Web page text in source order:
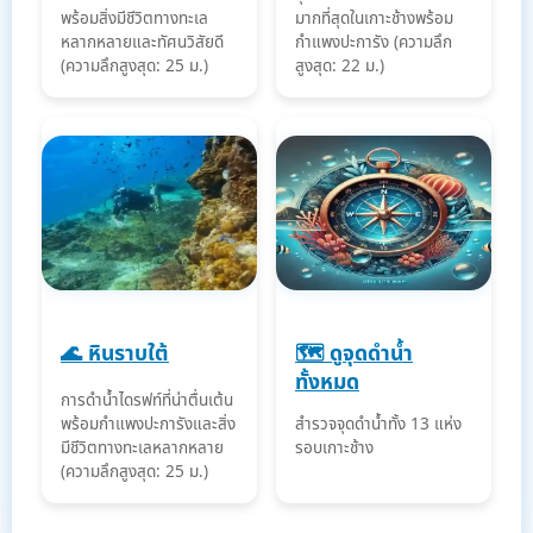
พร้อมสิ่งมีชีวิตทางทะเล
หลากหลายและทัศนวิสัยดี
(ความลึกสูงสุด: 25 ม.)
มากที่สุดในเกาะช้างพร้อม
กำแพงปะการัง (ความลึก
สูงสุด: 22 ม.)
🌊 หินราบใต้
การดำน้ำไดรฟท์ที่น่าตื่นเต้น
พร้อมกำแพงปะการังและสิ่ง
มีชีวิตทางทะเลหลากหลาย
(ความลึกสูงสุด: 25 ม.)
🗺️ ดูจุดดำน้ำ
ทั้งหมด
สำรวจจุดดำน้ำทั้ง 13 แห่ง
รอบเกาะช้าง